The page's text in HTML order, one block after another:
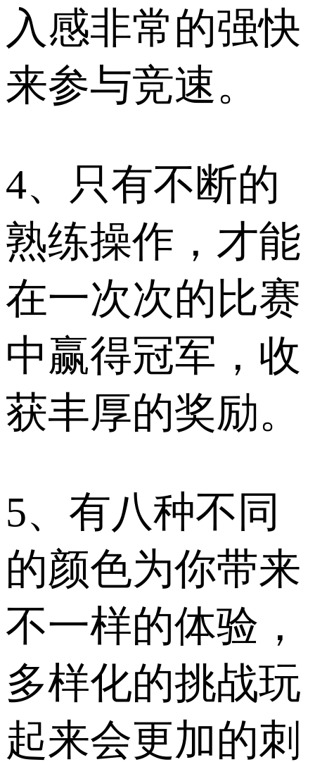
入感非常的强快
来参与竞速。
4、只有不断的
熟练操作，才能
在一次次的比赛
中赢得冠军，收
获丰厚的奖励。
5、有八种不同
的颜色为你带来
不一样的体验，
多样化的挑战玩
起来会更加的刺